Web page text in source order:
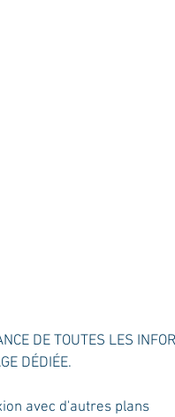
DE TOUTES LES
DÉDIÉE.
avec d'autres plans